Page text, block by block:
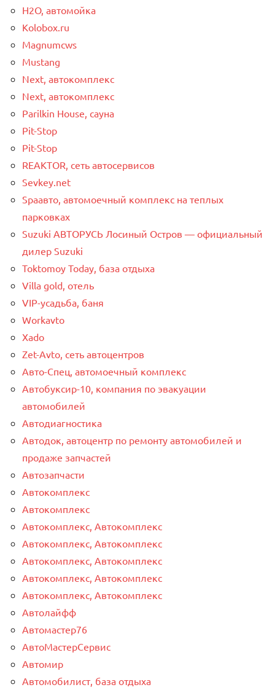
H2O, автомойка
Kolobox.ru
Magnumcws
Mustang
Next, автокомплекс
Next, автокомплекс
Parilkin House, сауна
Pit-Stop
Pit-Stop
REAKTOR, сеть автосервисов
Sevkey.net
Spaавто, автомоечный комплекс на теплых
парковках
Suzuki АВТОРУСЬ Лосиный Остров — официальный
дилер Suzuki
Toktomoy Today, база отдыха
Villa gold, отель
VIP-усадьба, баня
Workavto
Xado
Zet-Avto, сеть автоцентров
Авто-Спец, автомоечный комплекс
Автобуксир-10, компания по эвакуации
автомобилей
Автодиагностика
Автодок, автоцентр по ремонту автомобилей и
продаже запчастей
Автозапчасти
Автокомплекс
Автокомплекс
Автокомплекс, Автокомплекс
Автокомплекс, Автокомплекс
Автокомплекс, Автокомплекс
Автокомплекс, Автокомплекс
Автокомплекс, Автокомплекс
Автолайфф
Автомастер76
АвтоМастерСервис
Автомир
Автомобилист, база отдыха